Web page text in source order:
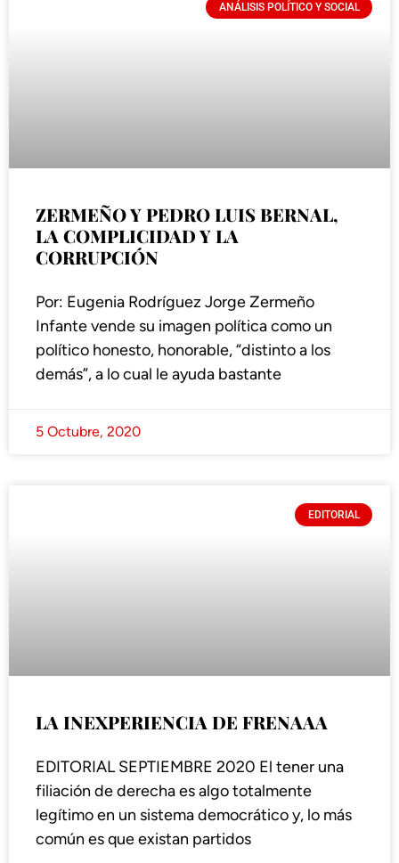
ANÁLISIS POLÍTICO Y SOCIAL
ZERMEÑO Y PEDRO LUIS BERNAL,
LA COMPLICIDAD Y LA
CORRUPCIÓN
Por: Eugenia Rodríguez Jorge Zermeño
Infante vende su imagen política como un
político honesto, honorable, “distinto a los
demás”, a lo cual le ayuda bastante
5 Octubre, 2020
EDITORIAL
LA INEXPERIENCIA DE FRENAAA
EDITORIAL SEPTIEMBRE 2020 El tener una
filiación de derecha es algo totalmente
legítimo en un sistema democrático y, lo más
común es que existan partidos